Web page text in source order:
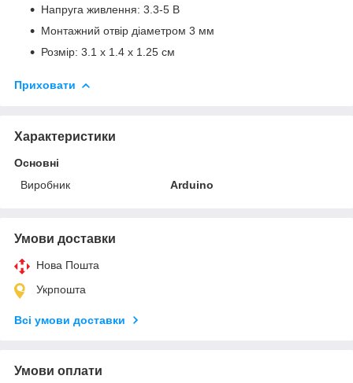
Напруга живлення: 3.3-5 В
Монтажний отвір діаметром 3 мм
Розмір: 3.1 х 1.4 х 1.25 см
Приховати
Характеристики
Основні
Виробник
Arduino
Умови доставки
Нова Пошта
Укрпошта
Всі умови доставки
Умови оплати